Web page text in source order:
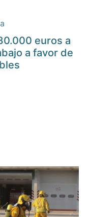
euros a
a favor de